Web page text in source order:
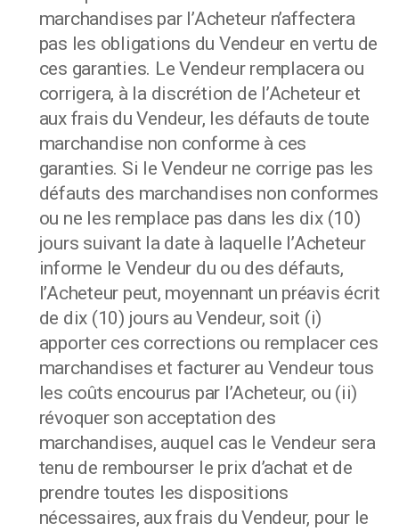
marchandises par l’Acheteur n’affectera
pas les obligations du Vendeur en vertu de
ces garanties. Le Vendeur remplacera ou
corrigera, à la discrétion de l’Acheteur et
aux frais du Vendeur, les défauts de toute
marchandise non conforme à ces
garanties. Si le Vendeur ne corrige pas les
défauts des marchandises non conformes
ou ne les remplace pas dans les dix (10)
jours suivant la date à laquelle l’Acheteur
informe le Vendeur du ou des défauts,
l’Acheteur peut, moyennant un préavis écrit
de dix (10) jours au Vendeur, soit (i)
apporter ces corrections ou remplacer ces
marchandises et facturer au Vendeur tous
les coûts encourus par l’Acheteur, ou (ii)
révoquer son acceptation des
marchandises, auquel cas le Vendeur sera
tenu de rembourser le prix d’achat et de
prendre toutes les dispositions
nécessaires, aux frais du Vendeur, pour le